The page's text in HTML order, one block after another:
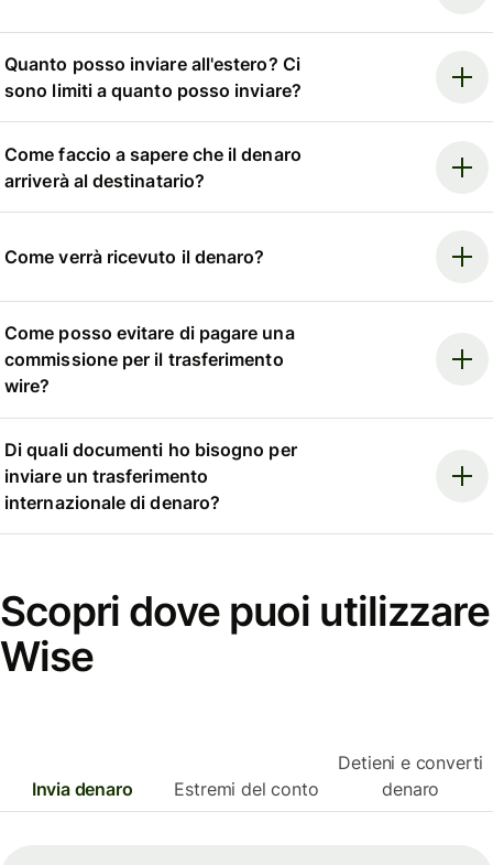
Quanto posso inviare all'estero? Ci
sono limiti a quanto posso inviare?
Come faccio a sapere che il denaro
arriverà al destinatario?
Come verrà ricevuto il denaro?
Come posso evitare di pagare una
commissione per il trasferimento
wire?
Di quali documenti ho bisogno per
inviare un trasferimento
internazionale di denaro?
Scopri dove puoi utilizzare
Wise
Invia denaro Estremi del conto
Detieni e converti
denaro